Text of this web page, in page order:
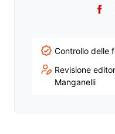
Controllo delle
Revisione
Manganelli